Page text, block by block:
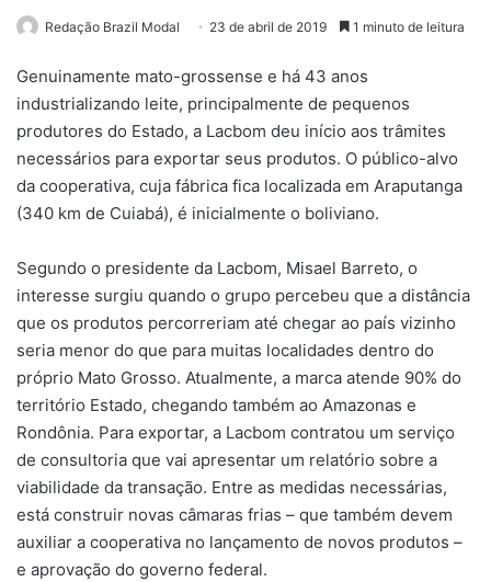
Redação Brazil Modal 23 de abril de 2019 1 minuto de leitura
Genuinamente mato-grossense e há 43 anos
industrializando leite, principalmente de pequenos
produtores do Estado, a Lacbom deu início aos trâmites
necessários para exportar seus produtos. O público-alvo
da cooperativa, cuja fábrica fica localizada em Araputanga
(340 km de Cuiabá), é inicialmente o boliviano.
Segundo o presidente da Lacbom, Misael Barreto, o
interesse surgiu quando o grupo percebeu que a distância
que os produtos percorreriam até chegar ao país vizinho
seria menor do que para muitas localidades dentro do
próprio Mato Grosso. Atualmente, a marca atende 90% do
território Estado, chegando também ao Amazonas e
Rondônia. Para exportar, a Lacbom contratou um serviço
de consultoria que vai apresentar um relatório sobre a
viabilidade da transação. Entre as medidas necessárias,
está construir novas câmaras frias – que também devem
auxiliar a cooperativa no lançamento de novos produtos –
e aprovação do governo federal.